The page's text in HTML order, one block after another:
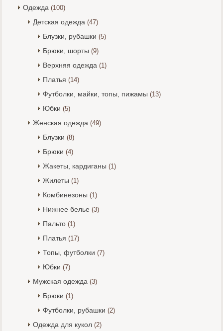
Одежда (100)
Детская одежда (47)
Блузки, рубашки (5)
Брюки, шорты (9)
Верхняя одежда (1)
Платья (14)
Футболки, майки, топы, пижамы (13)
Юбки (5)
Женская одежда (49)
Блузки (8)
Брюки (4)
Жакеты, кардиганы (1)
Жилеты (1)
Комбинезоны (1)
Нижнее белье (3)
Пальто (1)
Платья (17)
Топы, футболки (7)
Юбки (7)
Мужская одежда (3)
Брюки (1)
Футболки, рубашки (2)
Одежда для кукол (2)